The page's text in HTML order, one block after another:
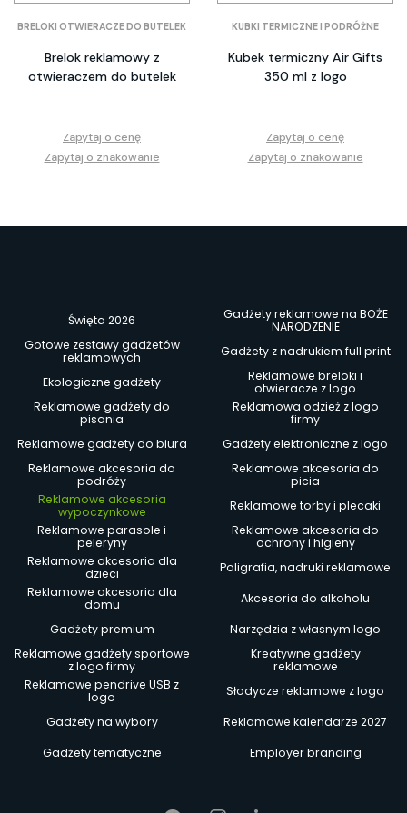
BRELOKI OTWIERACZE DO BUTELEK
Brelok reklamowy z
otwieraczem do butelek
Zapytaj o cenę
Zapytaj o znakowanie
KUBKI TERMICZNE I PODRÓŻNE
Kubek termiczny Air Gifts
350 ml z logo
Zapytaj o cenę
Zapytaj o znakowanie
Święta 2026
Gadżety reklamowe na BOŻE
NARODZENIE
Gotowe zestawy gadżetów
reklamowych
Gadżety z nadrukiem full print
Ekologiczne gadżety
Reklamowe breloki i
otwieracze z logo
Reklamowe gadżety do
pisania
Reklamowa odzież z logo
firmy
Reklamowe gadżety do biura
Gadżety elektroniczne z logo
Reklamowe akcesoria do
podróży
Reklamowe akcesoria do
picia
Reklamowe akcesoria
wypoczynkowe
Reklamowe torby i plecaki
Reklamowe parasole i
peleryny
Reklamowe akcesoria do
ochrony i higieny
Reklamowe akcesoria dla
dzieci
Poligrafia, nadruki reklamowe
Reklamowe akcesoria dla
domu
Akcesoria do alkoholu
Gadżety premium
Narzędzia z własnym logo
Reklamowe gadżety sportowe
z logo firmy
Kreatywne gadżety
reklamowe
Reklamowe pendrive USB z
logo
Słodycze reklamowe z logo
Gadżety na wybory
Reklamowe kalendarze 2027
Gadżety tematyczne
Employer branding